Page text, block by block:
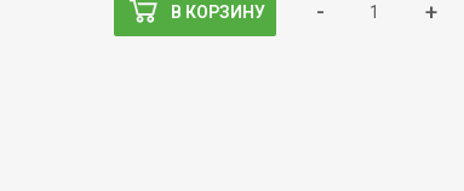
В КОРЗИНУ - +